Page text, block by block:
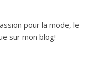
pour la mode, le
sur mon blog!